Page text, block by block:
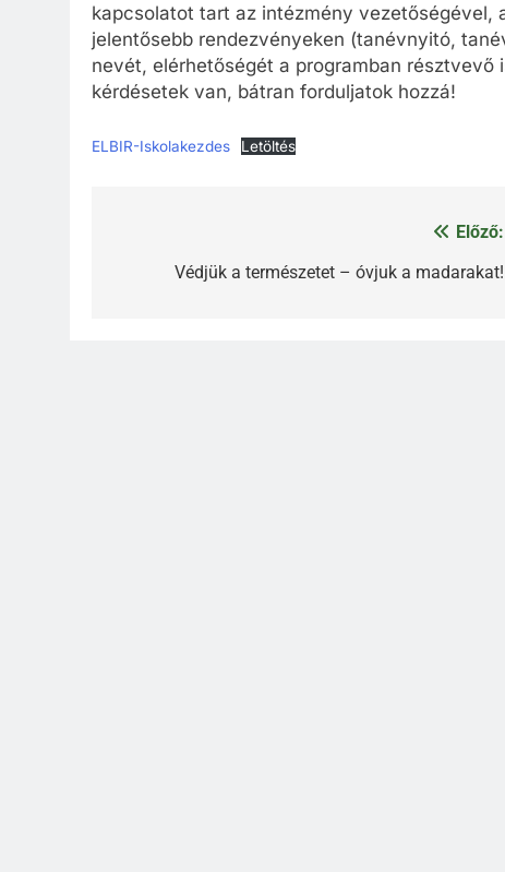
kapcsolatot tart az intézmény vezetőségével,
jelentősebb rendezvényeken (tanévnyitó,
nevét, elérhetőségét a programban résztvevő
kérdésetek van, bátran forduljatok hozzá!
ELBIR-Iskolakezdes Letöltés
navigáció
Előző:
Védjük a természetet – óvjuk a madarakat!